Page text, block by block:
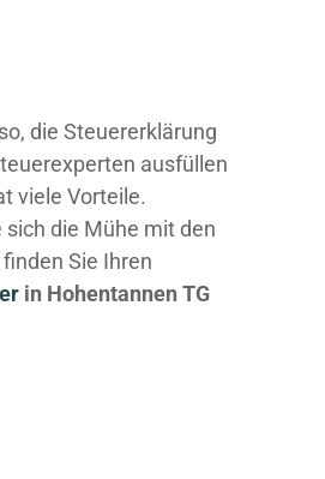
die Steuererklärung
ausfüllen
viele Vorteile.
sich die Mühe mit den
Sie Ihren
in Hohentannen TG